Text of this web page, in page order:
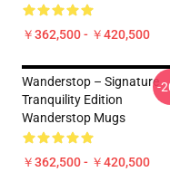
￥362,500 - ￥420,500
Wanderstop – Signature
Tranquility Edition
Wanderstop Mugs
￥362,500 - ￥420,500
-